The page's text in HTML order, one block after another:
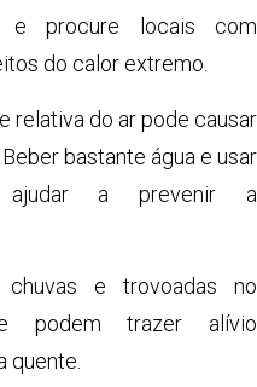
e procure locais com
do calor extremo.
relativa do ar pode causar
bastante água e usar
ajudar a prevenir a
chuvas e trovoadas no
podem trazer alívio
quente.